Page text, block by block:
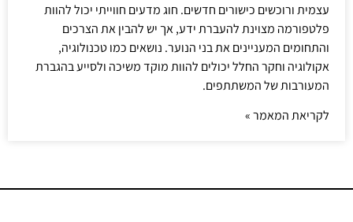
עצמית ורוכשים כישורים חדשים. חוג מדעים חווייתי יכול להוות
פלטפורמה מצוינת להעברת ידע, אך יש להבין את הצרכים
והתחומים המעניינים את בני הנוער. נושאים כמו טכנולוגיה,
אקולוגיה וחקר החלל יכולים להוות מוקד משיכה ולסייע בהגברת
המעורבות של המשתתפים.
לקריאת המאמר »